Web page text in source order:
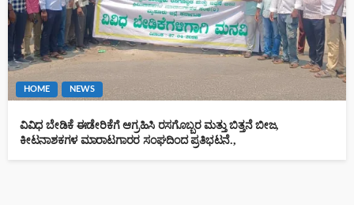
HOME NEWS
ವಿವಿಧ ಬೇಡಿಕೆ ಈಡೇರಿಕೆಗೆ ಆಗ್ರಹಿಸಿ ರಸಗೊಬ್ಬರ ಮತ್ತು ಬಿತ್ತನೆ ಬೀಜ,
ಕೀಟನಾಶಕಗಳ ಮಾರಾಟಗಾರರ ಸಂಘದಿಂದ ಪ್ರತಿಭಟನೆ.,